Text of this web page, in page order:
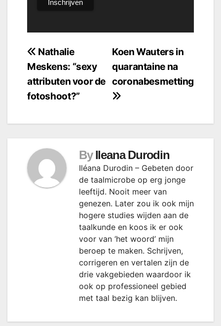
Bericht
navigatie
Koen Wauters in
quarantaine na
coronabesmetting
Nathalie
Meskens: “sexy
attributen voor de
fotoshoot?”
By Ileana Durodin
Iléana Durodin – Gebeten door
de taalmicrobe op erg jonge
leeftijd. Nooit meer van
genezen. Later zou ik ook mijn
hogere studies wijden aan de
taalkunde en koos ik er ook
voor van ‘het woord’ mijn
beroep te maken. Schrijven,
corrigeren en vertalen zijn de
drie vakgebieden waardoor ik
ook op professioneel gebied
met taal bezig kan blijven.